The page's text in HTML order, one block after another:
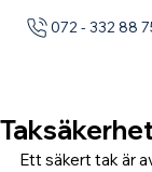
072 - 332 88
Ett säkert tak är